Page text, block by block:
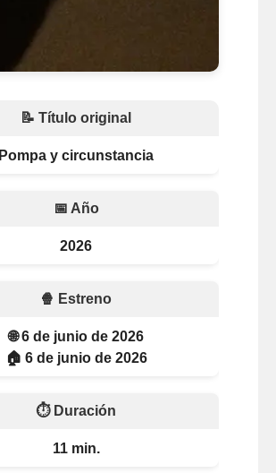
📝 Título original
Pompa y circunstancia
📅 Año
2026
🍿 Estreno
🌐 6 de junio de 2026
🏠 6 de junio de 2026
⏱️ Duración
11 min.